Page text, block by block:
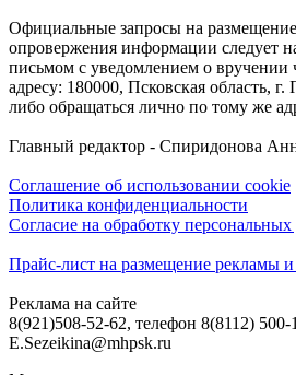
Официальные запросы на
опровержения информации следует
письмом с уведомлением о вручении
адресу: 180000, Псковская область,
либо обращаться лично по тому же
Главный редактор - Спиридонова
Соглашение об использовании cookie
Политика конфиденциальности
Согласие на обработку
Прайс-лист на размещение рекламы и
Реклама на сайте
8(921)508-52-62, телефон 8(8112) 500-
E.Sezeikina@mhpsk.ru